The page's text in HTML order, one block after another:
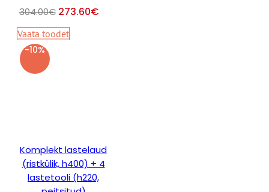
304.00€ 273.60€
Vaata toodet
-10%
Komplekt lastelaud
(ristkülik, h400) + 4
lastetooli (h220,